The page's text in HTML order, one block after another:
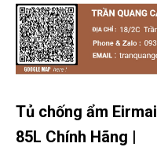
Tủ chống ẩm Eirmai
85L Chính Hãng |